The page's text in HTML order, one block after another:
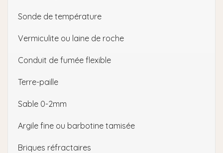
Sonde de température
Vermiculite ou laine de roche
Conduit de fumée flexible
Terre-paille
Sable 0-2mm
Argile fine ou barbotine tamisée
Briques réfractaires